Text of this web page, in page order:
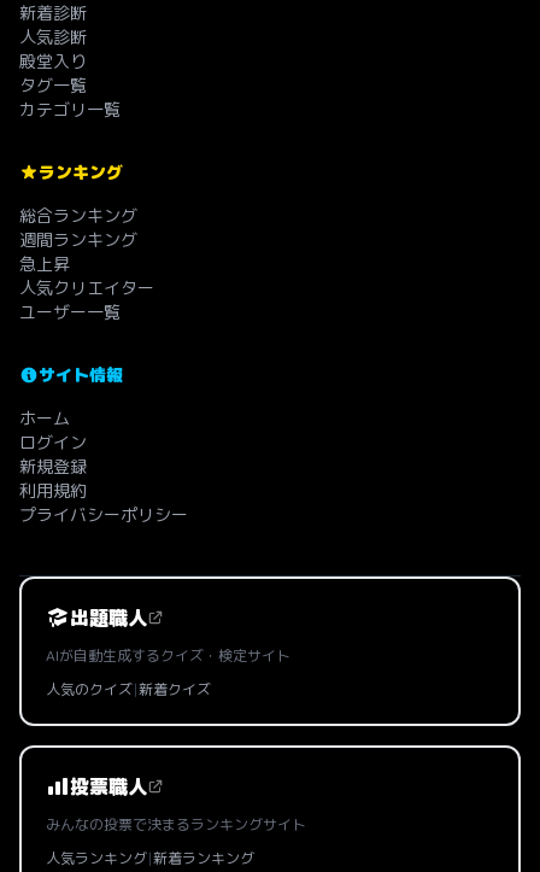
新着診断
人気診断
殿堂入り
タグ一覧
カテゴリ一覧
ランキング
総合ランキング
週間ランキング
急上昇
人気クリエイター
ユーザー一覧
サイト情報
ホーム
ログイン
新規登録
利用規約
プライバシーポリシー
出題職人
AIが自動生成するクイズ・検定サイト
人気のクイズ|新着クイズ
投票職人
みんなの投票で決まるランキングサイト
人気ランキング|新着ランキング